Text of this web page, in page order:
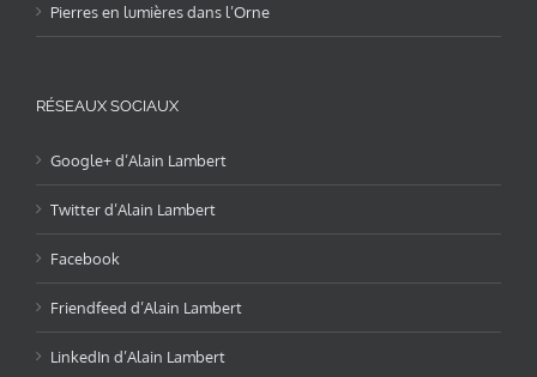
Pierres en lumières dans l’Orne
RÉSEAUX SOCIAUX
Google+ d’Alain Lambert
Twitter d’Alain Lambert
Facebook
Friendfeed d’Alain Lambert
LinkedIn d’Alain Lambert